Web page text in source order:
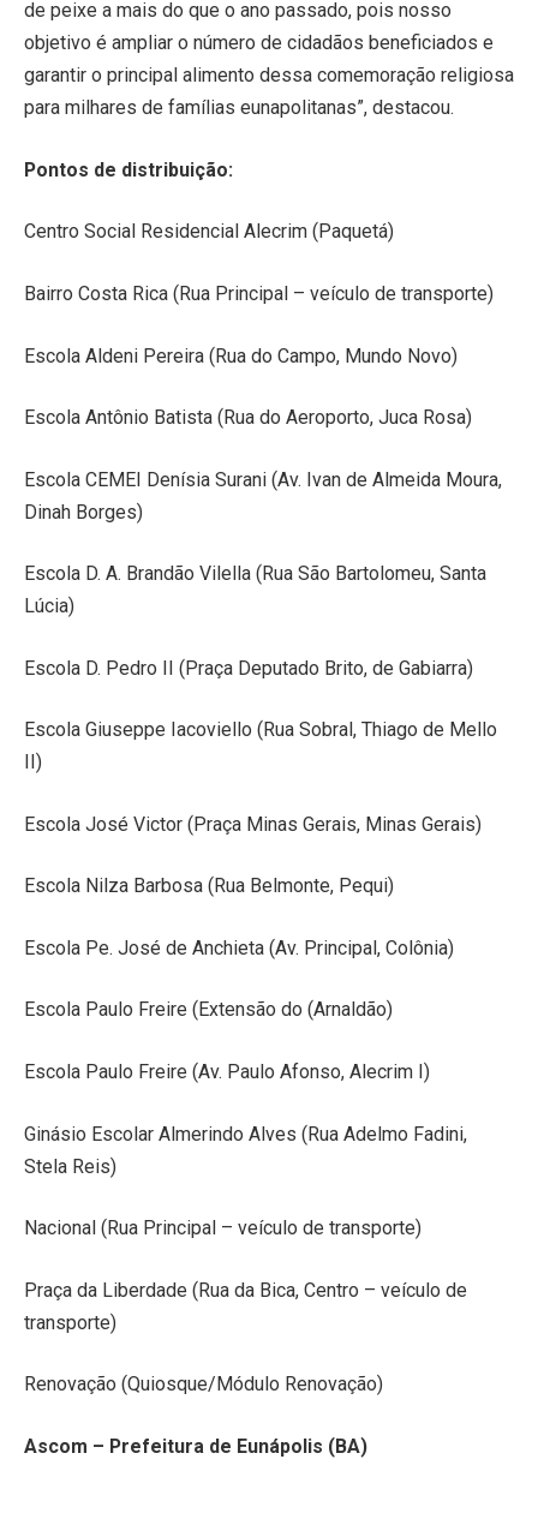
de peixe a mais do que o ano passado, pois nosso
objetivo é ampliar o número de cidadãos beneficiados e
garantir o principal alimento dessa comemoração religiosa
para milhares de famílias eunapolitanas”, destacou.
Pontos de distribuição:
Centro Social Residencial Alecrim (Paquetá)
Bairro Costa Rica (Rua Principal – veículo de transporte)
Escola Aldeni Pereira (Rua do Campo, Mundo Novo)
Escola Antônio Batista (Rua do Aeroporto, Juca Rosa)
Escola CEMEI Denísia Surani (Av. Ivan de Almeida Moura,
Dinah Borges)
Escola D. A. Brandão Vilella (Rua São Bartolomeu, Santa
Lúcia)
Escola D. Pedro II (Praça Deputado Brito, de Gabiarra)
Escola Giuseppe Iacoviello (Rua Sobral, Thiago de Mello
II)
Escola José Victor (Praça Minas Gerais, Minas Gerais)
Escola Nilza Barbosa (Rua Belmonte, Pequi)
Escola Pe. José de Anchieta (Av. Principal, Colônia)
Escola Paulo Freire (Extensão do (Arnaldão)
Escola Paulo Freire (Av. Paulo Afonso, Alecrim I)
Ginásio Escolar Almerindo Alves (Rua Adelmo Fadini,
Stela Reis)
Nacional (Rua Principal – veículo de transporte)
Praça da Liberdade (Rua da Bica, Centro – veículo de
transporte)
Renovação (Quiosque/Módulo Renovação)
Ascom – Prefeitura de Eunápolis (BA)